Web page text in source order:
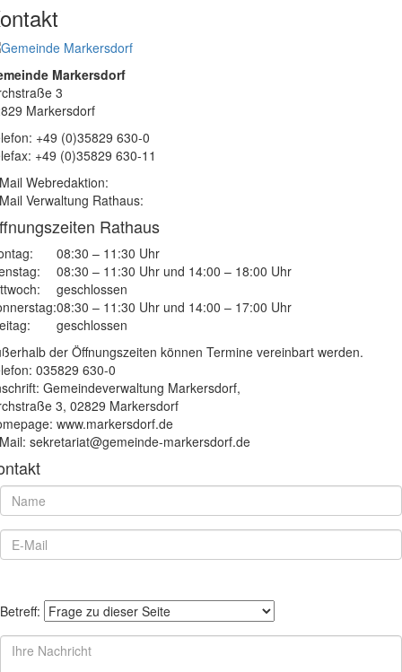
Markersdorf
3
Markersdorf
+49 (0)35829 630-0
+49 (0)35829 630-11
Webredaktion:
Verwaltung Rathaus:
Rathaus
08:30 – 11:30 Uhr
08:30 – 11:30 Uhr und 14:00 – 18:00 Uhr
geschlossen
08:30 – 11:30 Uhr und 14:00 – 17:00 Uhr
geschlossen
der Öffnungszeiten können Termine vereinbart werden.
035829 630-0
Gemeindeverwaltung Markersdorf,
3, 02829 Markersdorf
www.markersdorf.de
sekretariat@gemeinde-markersdorf.de
Betreff: